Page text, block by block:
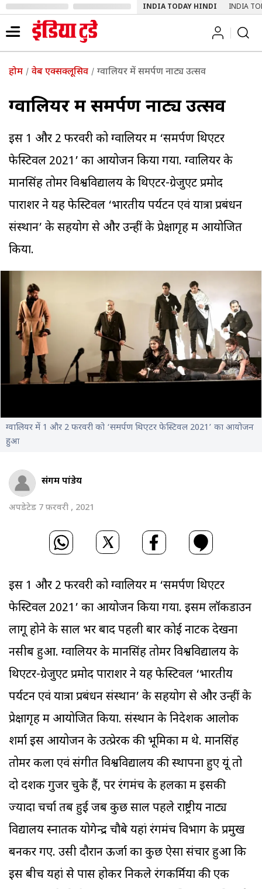
INDIA TODAY HINDI INDIA
होम वेब एक्सक्लूसिव ग्वालियर में समर्पण नाट्य उत्सव
ग्वालियर में समर्पण नाट्य उत्सव
इस 1 और 2 फरवरी को ग्वालियर में ‘समर्पण थिएटर
फेस्टिवल 2021’ का आयोजन किया गया. ग्वालियर के
मानसिंह तोमर विश्वविद्यालय के थिएटर-ग्रेजुएट प्रमोद
पाराशर ने यह फेस्टिवल ‘भारतीय पर्यटन एवं यात्रा प्रबंधन
संस्थान’ के सहयोग से और उन्हीं के प्रेक्षागृह में आयोजित
किया.
ग्वालियर में 1 और 2 फरवरी को ‘समर्पण थिएटर फेस्टिवल 2021’ का आयोजन
हुआ
संगम पांडेय
अपडेटेड 7 फ़रवरी , 2021
इस 1 और 2 फरवरी को ग्वालियर में ‘समर्पण थिएटर
फेस्टिवल 2021’ का आयोजन किया गया. इसमें लॉकडाउन
लागू होने के साल भर बाद पहली बार कोई नाटक देखना
नसीब हुआ. ग्वालियर के मानसिंह तोमर विश्वविद्यालय के
थिएटर-ग्रेजुएट प्रमोद पाराशर ने यह फेस्टिवल ‘भारतीय
पर्यटन एवं यात्रा प्रबंधन संस्थान’ के सहयोग से और उन्हीं के
प्रेक्षागृह में आयोजित किया. संस्थान के निदेशक आलोक
शर्मा इस आयोजन के उत्प्रेरक की भूमिका में थे. मानसिंह
तोमर कला एवं संगीत विश्वविद्यालय की स्थापना हुए यूं तो
दो दशक गुजर चुके हैं, पर रंगमंच के हलकों में इसकी
ज्यादा चर्चा तब हुई जब कुछ साल पहले राष्ट्रीय नाट्य
विद्यालय स्नातक योगेन्द्र चौबे यहां रंगमंच विभाग के प्रमुख
बनकर गए. उसी दौरान ऊर्जा का कुछ ऐसा संचार हुआ कि
इस बीच यहां से पास होकर निकले रंगकर्मियों की एक